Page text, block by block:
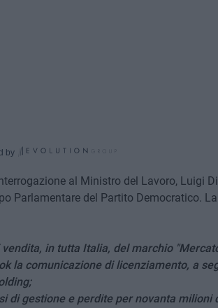
by
al Ministro del Lavoro, Luigi
Parlamentare del Partito Democratico.
in tutta Italia, del marchio
la comunicazione di licenziamento, a
di gestione e perdite per novanta milioni